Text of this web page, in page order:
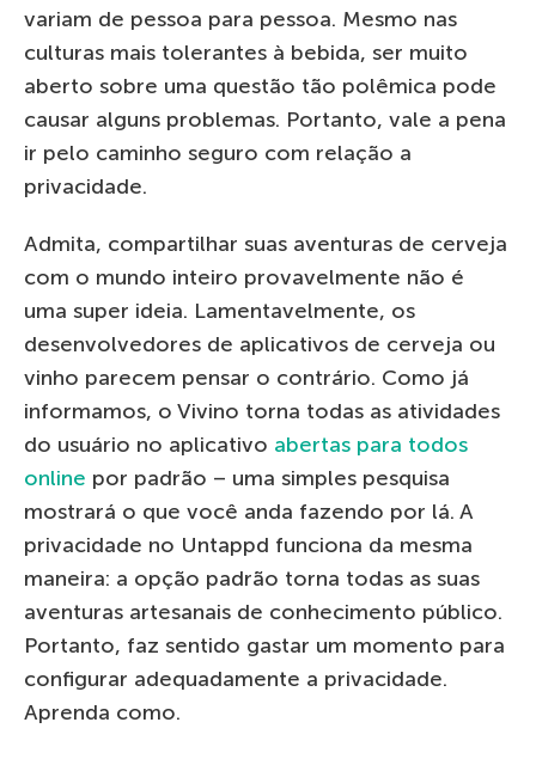
variam de pessoa para pessoa. Mesmo nas
culturas mais tolerantes à bebida, ser muito
aberto sobre uma questão tão polêmica pode
causar alguns problemas. Portanto, vale a pena
ir pelo caminho seguro com relação a
privacidade.
Admita, compartilhar suas aventuras de cerveja
com o mundo inteiro provavelmente não é
uma super ideia. Lamentavelmente, os
desenvolvedores de aplicativos de cerveja ou
vinho parecem pensar o contrário. Como já
informamos, o Vivino torna todas as atividades
do usuário no aplicativo abertas para todos
online por padrão – uma simples pesquisa
mostrará o que você anda fazendo por lá. A
privacidade no Untappd funciona da mesma
maneira: a opção padrão torna todas as suas
aventuras artesanais de conhecimento público.
Portanto, faz sentido gastar um momento para
configurar adequadamente a privacidade.
Aprenda como.